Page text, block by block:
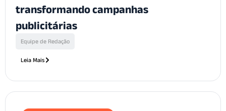
transformando campanhas
publicitárias
Equipe de Redação
Leia Mais